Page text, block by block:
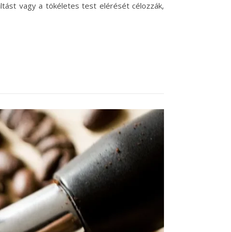
vagy a tökéletes test elérését célozzák,